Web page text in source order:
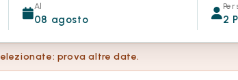
Al
08 agosto 2
prova altre date.